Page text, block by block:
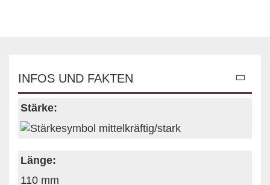
INFOS UND FAKTEN
Stärke:
Länge:
110 mm